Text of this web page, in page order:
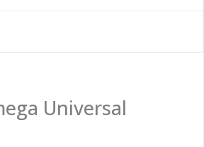
Universal